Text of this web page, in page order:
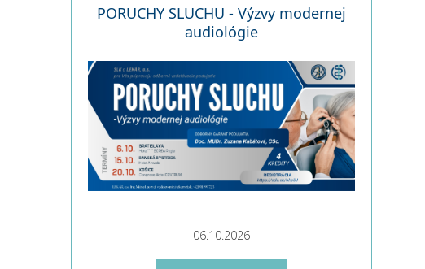
PORUCHY SLUCHU - Výzvy modernej
audiológie
06.10.2026